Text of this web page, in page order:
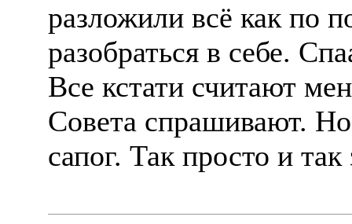
разложили всë как по
разобраться в себе.
Все кстати считают
Совета спрашивают. Но
сапог. Так просто и